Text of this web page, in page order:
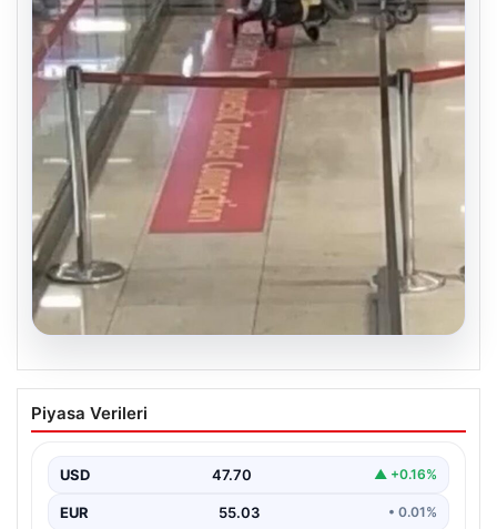
2 yaşındaki bebeği Heimlich
manevrasıyla kurtaran personele ödül
Kurtaran Görevlilere Takdir Belgesi", "content":
"İstanbul Sabiha…
Piyasa Verileri
USD 47.70 ▲ +0.16%
EUR 55.03 • 0.01%